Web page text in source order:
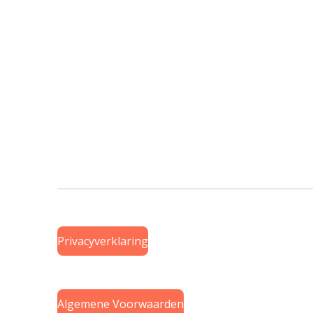
Privacyverklaring
Algemene Voorwaarden